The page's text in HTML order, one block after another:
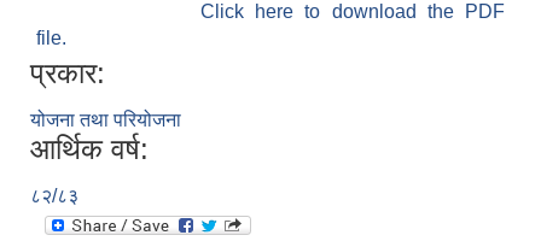
Click here to download the PDF
file.
प्रकार:
योजना तथा परियोजना
आर्थिक वर्ष:
८२/८३